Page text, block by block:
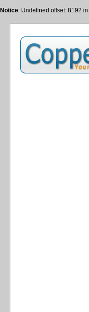
Notice: Undefined offset: 8192 in